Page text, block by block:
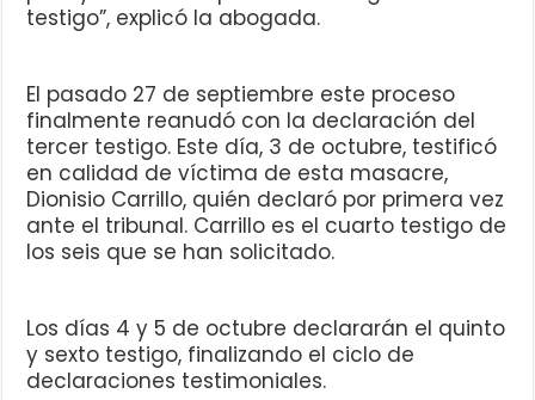
testigo”, explicó la abogada.
El pasado 27 de septiembre este proceso
finalmente reanudó con la declaración del
tercer testigo. Este día, 3 de octubre, testificó
en calidad de víctima de esta masacre,
Dionisio Carrillo, quién declaró por primera vez
ante el tribunal. Carrillo es el cuarto testigo de
los seis que se han solicitado.
Los días 4 y 5 de octubre declararán el quinto
y sexto testigo, finalizando el ciclo de
declaraciones testimoniales.